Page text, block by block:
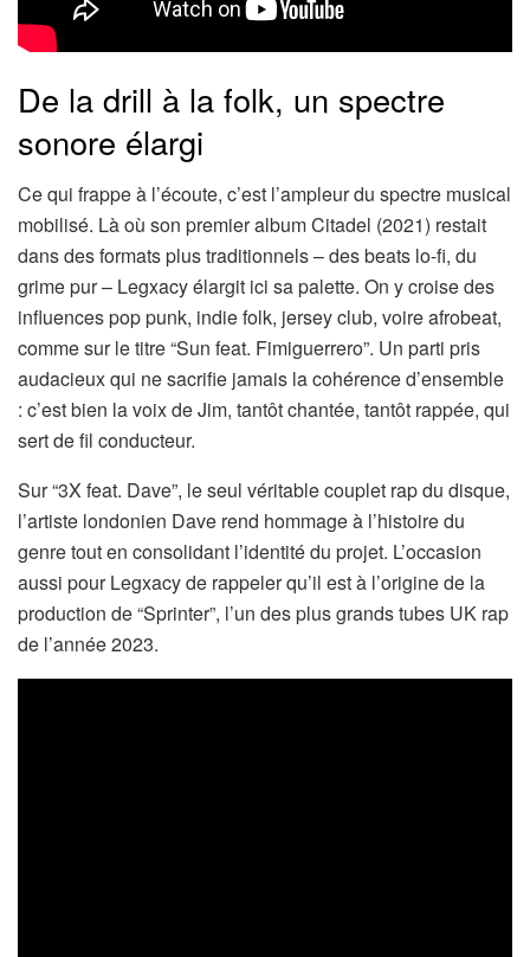
De la drill à la folk, un spectre
sonore élargi
Ce qui frappe à l’écoute, c’est l’ampleur du spectre musical
mobilisé. Là où son premier album Citadel (2021) restait
dans des formats plus traditionnels – des beats lo-fi, du
grime pur – Legxacy élargit ici sa palette. On y croise des
influences pop punk, indie folk, jersey club, voire afrobeat,
comme sur le titre “Sun feat. Fimiguerrero”. Un parti pris
audacieux qui ne sacrifie jamais la cohérence d’ensemble
: c’est bien la voix de Jim, tantôt chantée, tantôt rappée, qui
sert de fil conducteur.
Sur “3X feat. Dave”, le seul véritable couplet rap du disque,
l’artiste londonien Dave rend hommage à l’histoire du
genre tout en consolidant l’identité du projet. L’occasion
aussi pour Legxacy de rappeler qu’il est à l’origine de la
production de “Sprinter”, l’un des plus grands tubes UK rap
de l’année 2023.